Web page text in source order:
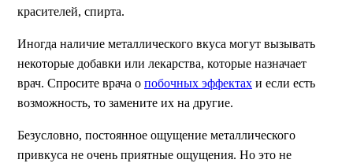
красителей, спирта.
Иногда наличие металлического вкуса могут вызывать
некоторые добавки или лекарства, которые назначает
врач. Спросите врача о побочных эффектах и если есть
возможность, то замените их на другие.
Безусловно, постоянное ощущение металлического
привкуса не очень приятные ощущения. Но это не